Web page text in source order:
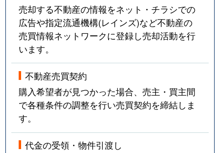
売却する不動産の情報をネット・チラシでの
広告や指定流通機構(レインズ)など不動産の
売買情報ネットワークに登録し売却活動を行
います。
不動産売買契約
購入希望者が見つかった場合、売主・買主間
で各種条件の調整を行い売買契約を締結しま
す。
代金の受領・物件引渡し